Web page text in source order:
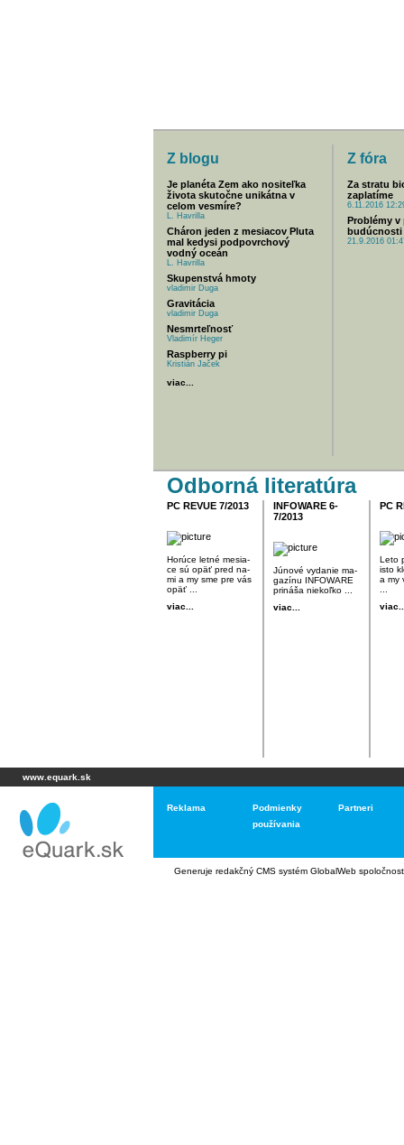
Z blogu
Je planéta Zem ako nositeľka
života skutočne unikátna v
celom vesmíre?
L. Havrilla
Cháron jeden z mesiacov Pluta
mal kedysi podpovrchový
vodný oceán
L. Havrilla
Skupenstvá hmoty
vladimir Duga
Gravitácia
vladimir Duga
Nesmrteľnosť
Vladimír Heger
Raspberry pi
Kristián Jaček
viac...
Z fóra
Za stratu
zaplatíme
6.11.2016
Problémy v
budúcnosti
21.9.2016
Odborná literatúra
PC REVUE 7/2013
Ho­rú­ce let­né me­sia­
ce sú opäť pred na­
mi a my sme pre vás
opäť ...
viac...
INFOWARE 6-
7/2013
Jú­no­vé vy­da­nie ma­
ga­zí­nu IN­FOWARE
pri­ná­ša nie­koľ­ko ...
viac...
PC
Le­to
is­to
a my
www.equark.sk
Reklama
Podmienky
používania
Partneri
Generuje redakčný CMS systém GlobalWeb